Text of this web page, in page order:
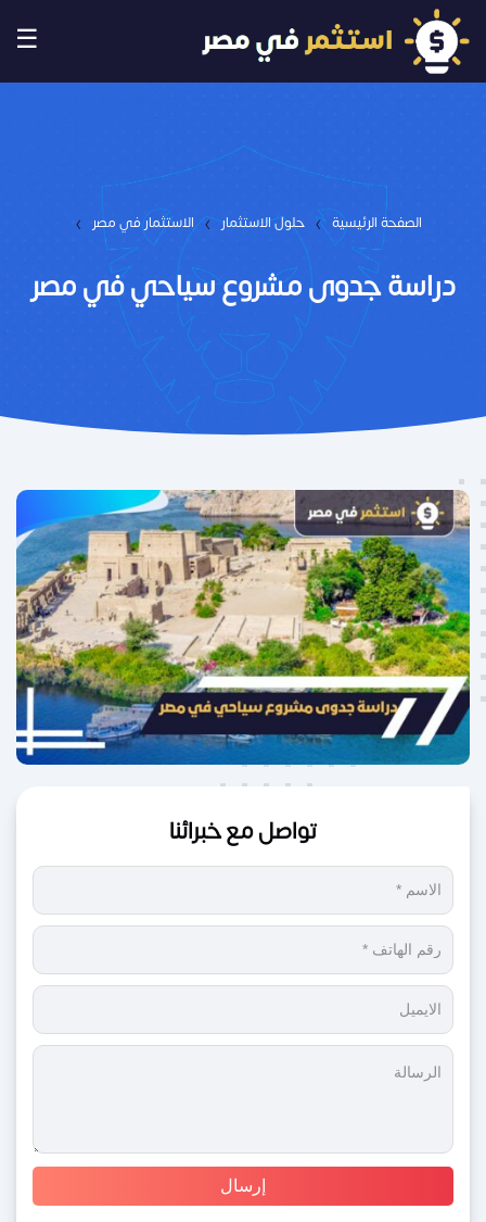
☰
الصفحة الرئيسية › حلول الاستثمار › الاستثمار في مصر ›
دراسة جدوى مشروع سياحي في مصر
تواصل مع خبرائنا